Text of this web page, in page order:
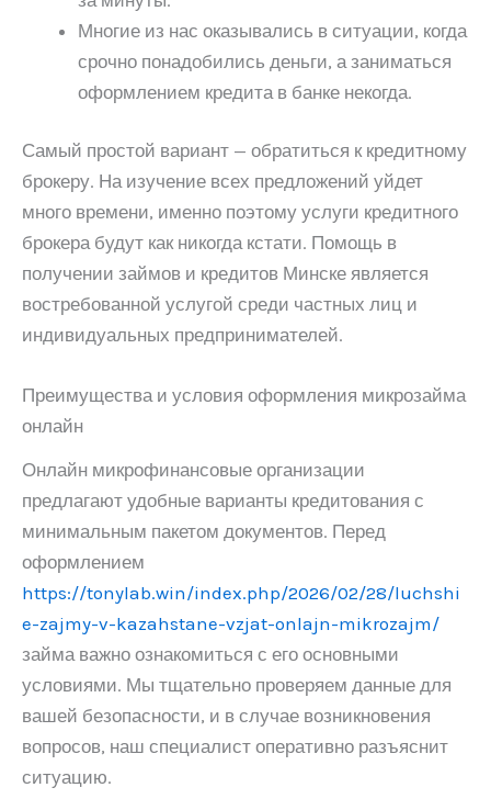
Многие из нас оказывались в ситуации, когда
срочно понадобились деньги, а заниматься
оформлением кредита в банке некогда.
Самый простой вариант — обратиться к кредитному
брокеру. На изучение всех предложений уйдет
много времени, именно поэтому услуги кредитного
брокера будут как никогда кстати. Помощь в
получении займов и кредитов Минске является
востребованной услугой среди частных лиц и
индивидуальных предпринимателей.
Преимущества и условия оформления микрозайма
онлайн
Онлайн микрофинансовые организации
предлагают удобные варианты кредитования с
минимальным пакетом документов. Перед
оформлением
https://tonylab.win/index.php/2026/02/28/luchshi
e-zajmy-v-kazahstane-vzjat-onlajn-mikrozajm/
займа важно ознакомиться с его основными
условиями. Мы тщательно проверяем данные для
вашей безопасности, и в случае возникновения
вопросов, наш специалист оперативно разъяснит
ситуацию.